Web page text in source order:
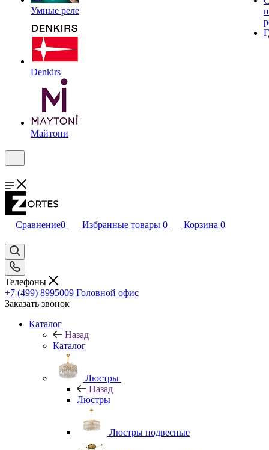
Умные реле
Denkirs
Майтони
Сравнение0 Избранные товары 0 Корзина 0
Телефоны
+7 (499) 8995009 Головной офис
Заказать звонок
Каталог
Назад
Каталог
Люстры
Назад
Люстры
Люстры подвесные